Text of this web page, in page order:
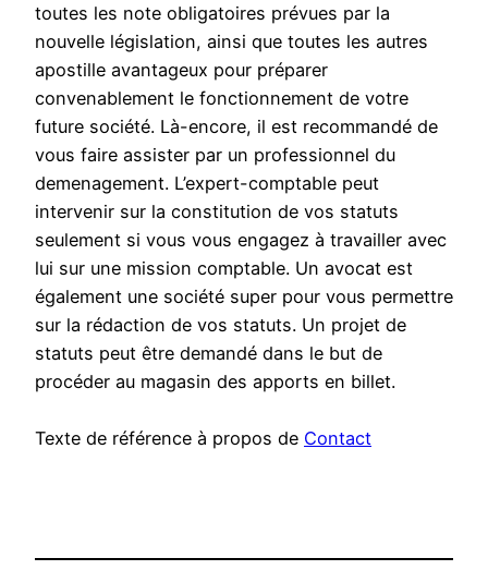
toutes les note obligatoires prévues par la
nouvelle législation, ainsi que toutes les autres
apostille avantageux pour préparer
convenablement le fonctionnement de votre
future société. Là-encore, il est recommandé de
vous faire assister par un professionnel du
demenagement. L’expert-comptable peut
intervenir sur la constitution de vos statuts
seulement si vous vous engagez à travailler avec
lui sur une mission comptable. Un avocat est
également une société super pour vous permettre
sur la rédaction de vos statuts. Un projet de
statuts peut être demandé dans le but de
procéder au magasin des apports en billet.
Texte de référence à propos de Contact